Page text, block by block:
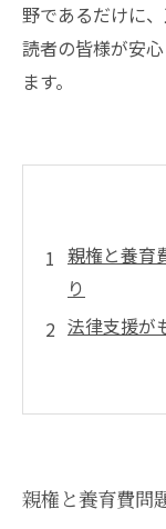
野であるだけに
読者の皆様が安
ます。
親権と養育
り
法律支援が
親権と養
親権・養育
親権と養育費問